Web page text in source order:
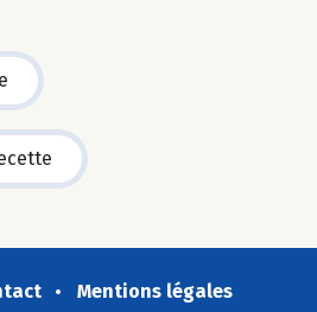
Mentions légales